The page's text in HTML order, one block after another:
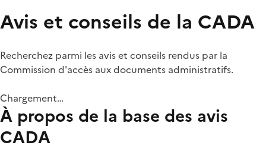
Avis et conseils de la CADA
Recherchez parmi les avis et conseils rendus par la
Commission d'accès aux documents administratifs.
Chargement…
À propos de la base des avis
CADA